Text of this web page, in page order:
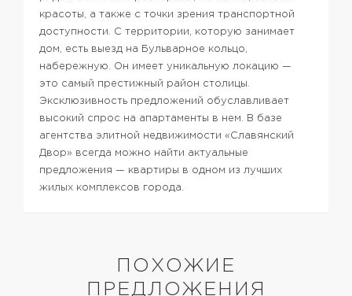
красоты, а также с точки зрения транспортной
доступности. С территории, которую занимает
дом, есть выезд на Бульварное кольцо,
набережную. Он имеет уникальную локацию —
это самый престижный район столицы.
Эксклюзивность предложений обуславливает
высокий спрос на апартаменты в нем. В базе
агентства элитной недвижимости «Славянский
Двор» всегда можно найти актуальные
предложения — квартиры в одном из лучших
жилых комплексов города.
ПОХОЖИЕ
ПРЕДЛОЖЕНИЯ